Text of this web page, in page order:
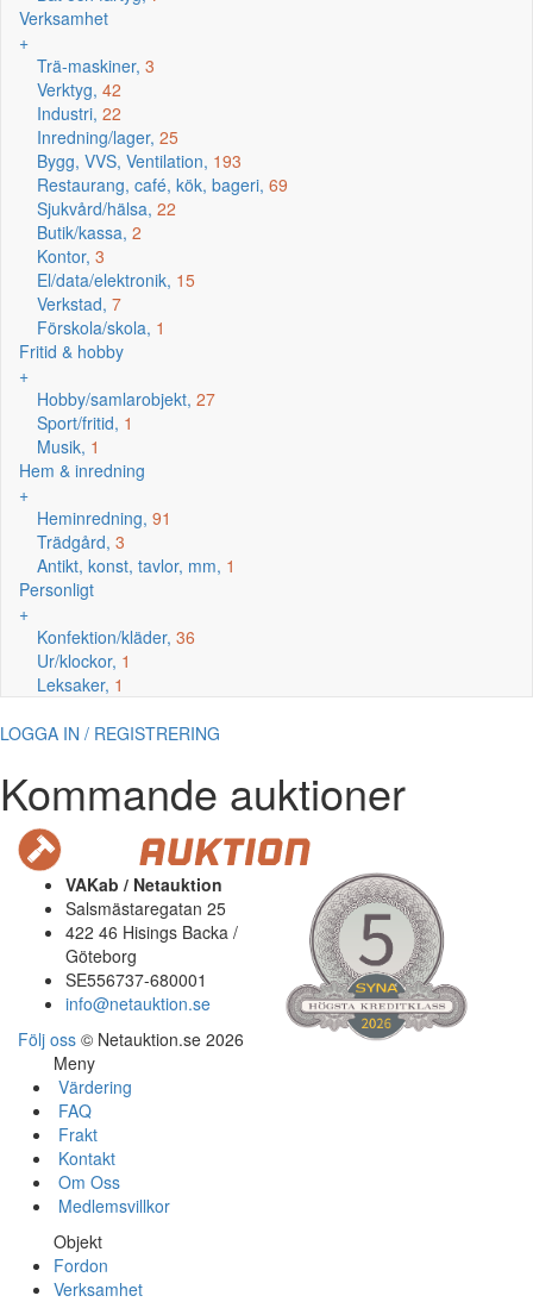
Verksamhet
+
Trä-maskiner, 3
Verktyg, 42
Industri, 22
Inredning/lager, 25
Bygg, VVS, Ventilation, 193
Restaurang, café, kök, bageri, 69
Sjukvård/hälsa, 22
Butik/kassa, 2
Kontor, 3
El/data/elektronik, 15
Verkstad, 7
Förskola/skola, 1
Fritid & hobby
+
Hobby/samlarobjekt, 27
Sport/fritid, 1
Musik, 1
Hem & inredning
+
Heminredning, 91
Trädgård, 3
Antikt, konst, tavlor, mm, 1
Personligt
+
Konfektion/kläder, 36
Ur/klockor, 1
Leksaker, 1
LOGGA IN / REGISTRERING
Kommande auktioner
VAKab / Netauktion
Salsmästaregatan 25
422 46 Hisings Backa /
Göteborg
SE556737-680001
info@netauktion.se
Följ oss © Netauktion.se 2026
Meny
Värdering
FAQ
Frakt
Kontakt
Om Oss
Medlemsvillkor
Objekt
Fordon
Verksamhet